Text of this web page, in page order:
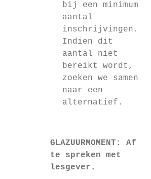
bij een minimum
aantal
inschrijvingen.
Indien dit
aantal niet
bereikt wordt,
zoeken we samen
naar een
alternatief.
GLAZUURMOMENT: Af
te spreken met
lesgever.